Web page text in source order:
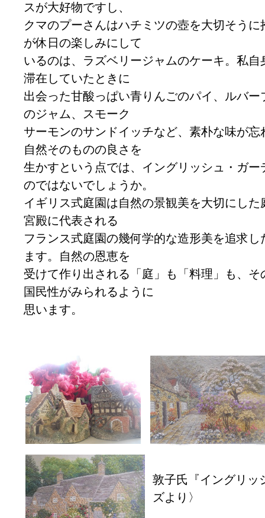
スが大好物ですし、
クマのプーさんはハチミツの壺を大切そう
が休日の楽しみにして
いるのは、ラズベリージャムのケーキ。私
滞在していたときに
出会った甘酸っぱい青りんごのパイ、ルバ
のジャム、スモーク
サーモンのサンドイッチなど、素朴な味が
自然そのものの良さを
生かすという点では、イングリッシュ・ガ
のではないでしょうか。
イギリス式庭園は自然の景観美を大切にし
宮殿に代表される
フランス式庭園の幾何学的な造形美を追求
ます。自然の恩恵を
受けて作り出される「庭」も「料理」も、
国民性がみられるように
思います。
敦子氏『イングリッ
ズより〉